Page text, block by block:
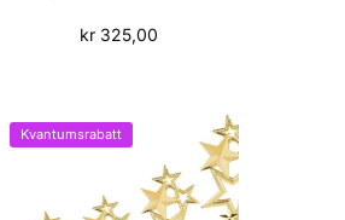
kr325,00
Kvantumsrabatt